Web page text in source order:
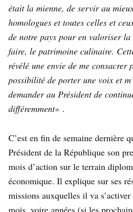
était la mienne, de servir au
homologues et toutes celles et
de notre pays pour en valoriser
faire, le patrimoine culinaire.
révélé une envie de me consacrer
possibilité de porter une voix et
demander au Président de
différemment« .
C’est en fin de semaine dernière
Président de la République son
mois d’action sur le terrain
économique. Il explique sur ses
missions auxquelles il va
mois, voire années (si les